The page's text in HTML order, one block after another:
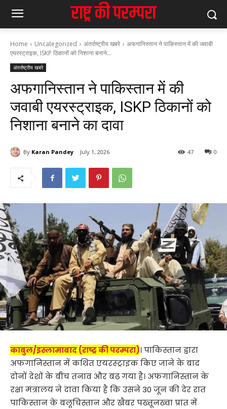
Home Uncategorized अंतर्राष्ट्रीय खबरे
अफगानिस्तान ने पाकिस्तान में की जवाबी
एयरस्ट्राइक, ISKP ठिकानों को निशाना बनाने...
अंतर्राष्ट्रीय खबरे
अफगानिस्तान ने पाकिस्तान में की
जवाबी एयरस्ट्राइक, ISKP ठिकानों को
निशाना बनाने का दावा
By Karan Pandey July 1, 2026 0
47
काबुल/इस्लामाबाद (राष्ट्र की परम्परा)। पाकिस्तान द्वारा
अफगानिस्तान में कथित एयरस्ट्राइक किए जाने के बाद
दोनों देशों के बीच तनाव और बढ़ गया है। अफगानिस्तान के
रक्षा मंत्रालय ने दावा किया है कि उसने 30 जून की देर रात
पाकिस्तान के बलूचिस्तान और खैबर पख्तूनख्वा प्रांत में